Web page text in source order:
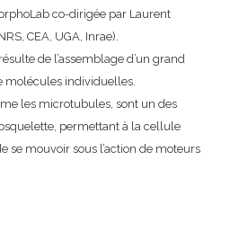
co-dirigée par Laurent
CEA, UGA, Inrae).
de l’assemblage d’un grand
molécules individuelles.
les microtubules, sont un des
permettant à la cellule
se mouvoir sous l’action de moteurs